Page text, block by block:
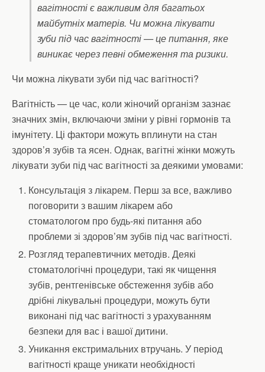
вагітності є важливим для багатьох
майбутніх матерів. Чи можна лікувати
зуби під час вагітності — це питання, яке
виникає через певні обмеження та ризики.
Чи можна лікувати зуби під час вагітності?
Вагітність — це час, коли жіночий організм зазнає
значних змін, включаючи зміни у рівні гормонів та
імунітету. Ці фактори можуть вплинути на стан
здоров’я зубів та ясен. Однак, вагітні жінки можуть
лікувати зуби під час вагітності за деякими умовами:
Консультація з лікарем. Перш за все, важливо
поговорити з вашим лікарем або
стоматологом про будь-які питання або
проблеми зі здоров’ям зубів під час вагітності.
Розгляд терапевтичних методів. Деякі
стоматологічні процедури, такі як чищення
зубів, рентгенівське обстеження зубів або
дрібні лікувальні процедури, можуть бути
виконані під час вагітності з урахуванням
безпеки для вас і вашої дитини.
Уникання екстримальних втручань. У період
вагітності краще уникати необхідності